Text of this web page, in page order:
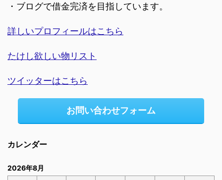
・ブログで借金完済を目指しています。
詳しいプロフィールはこちら
たけし欲しい物リスト
ツイッターはこちら
お問い合わせフォーム
カレンダー
2026年8月